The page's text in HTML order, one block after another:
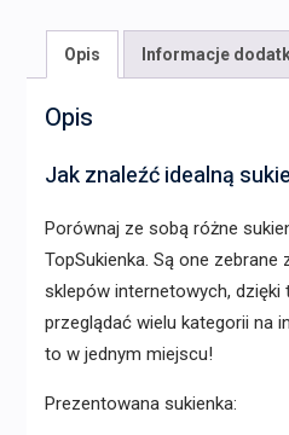
Opis Informacje
Opis
Jak znaleźć idealną
Porównaj ze sobą różne
TopSukienka. Są one zebrane
sklepów internetowych, dzięki
przeglądać wielu kategorii na
to w jednym miejscu!
Prezentowana sukienka: